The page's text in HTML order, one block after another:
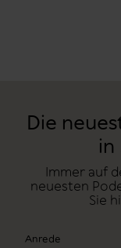
Die
in
Immer auf
neuesten
Sie
Anrede